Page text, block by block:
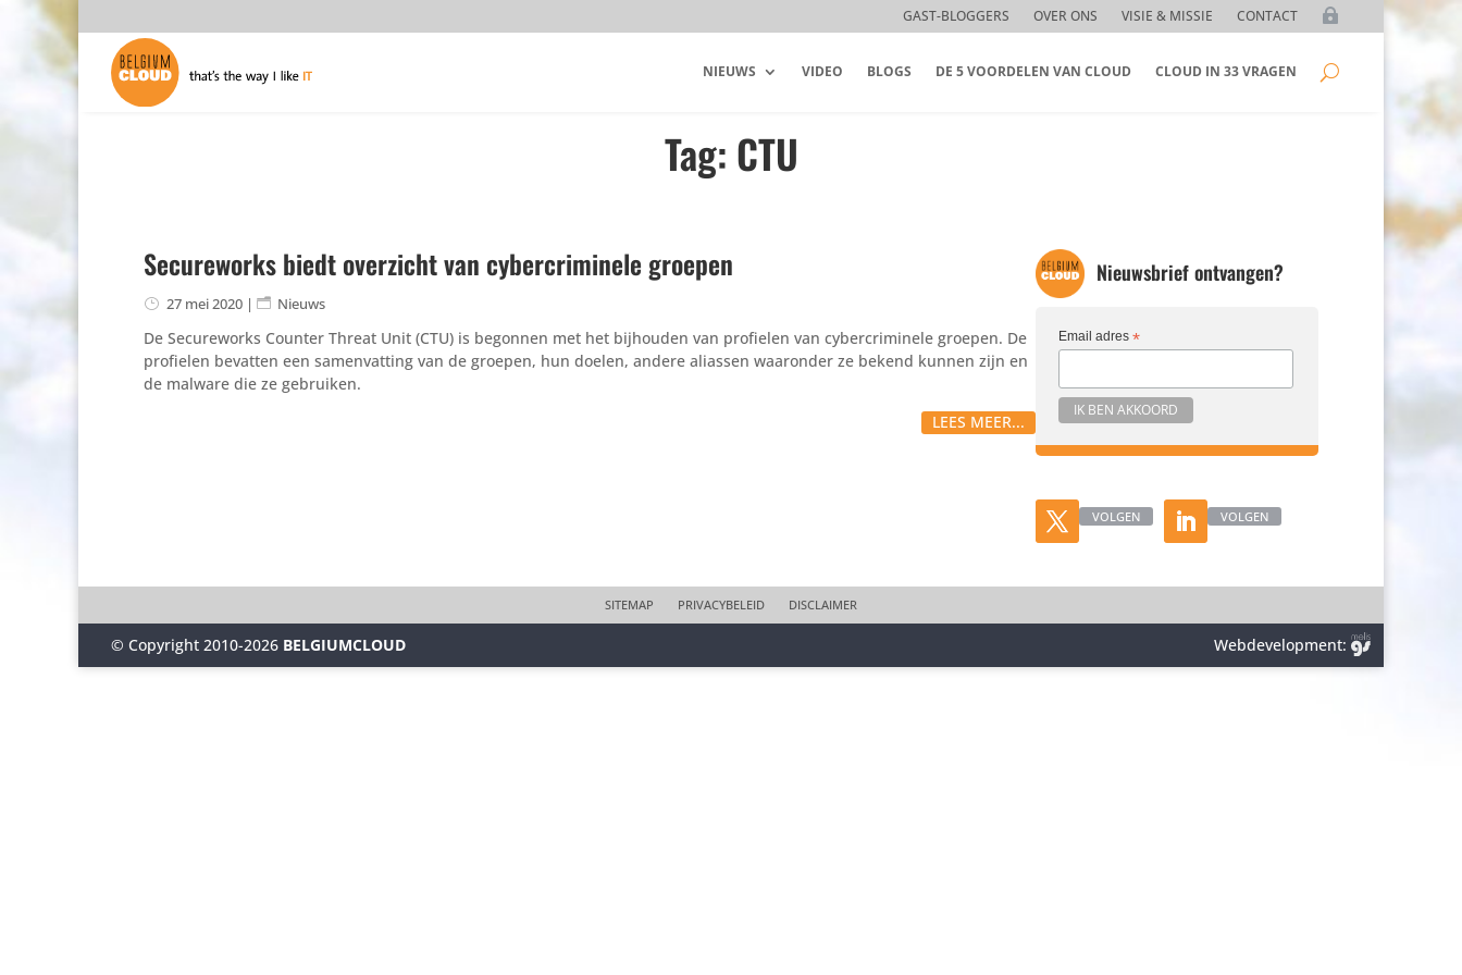
GAST-BLOGGERS OVER ONS VISIE & MISSIE CONTACT
NIEUWS VIDEO BLOGS DE 5 VOORDELEN VAN CLOUD CLOUD IN 33 VRAGEN
Tag: CTU
Secureworks biedt overzicht van cybercriminele groepen
27 mei 2020| Nieuws
De Secu­re­works Counter Threat Unit (CTU) is begonnen met het bijhouden van profielen van cyber­cri­mi­nele groepen. De
profielen bevatten een samen­vat­ting van de groepen, hun doelen, andere aliassen waaronder ze bekend kunnen zijn en
de malware die ze gebruiken.
LEES MEER...
Nieuwsbrief ontvangen?
Email adres *
VOLGEN VOLGEN
SITEMAP PRIVACYBELEID DISCLAIMER
© Copyright 2010-2026 BELGIUMCLOUD Webdevelopment: